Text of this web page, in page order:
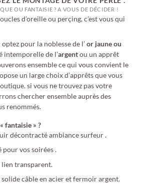
OU FANTAISIE ? A VOUS DE DÉCIDER !
d’oreille ou perçing, c’est vous qui
pour la noblesse de l’or jaune ou
intemporelle de l’argentou un apprêt
ensemble ce qui vous convient le
un large choix d’apprêts que vous
si vous ne trouvez pas votre
chercher ensemble auprès des
renommés.
fantaisie » ?
décontracté ambiance surfeur .
vos soirées .
lien transparent.
câble en acier et fermoir argent.